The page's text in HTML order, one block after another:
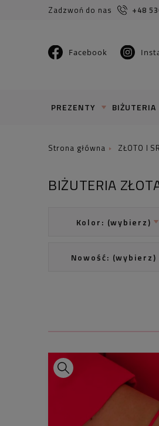
Zadzwoń do nas +48
Facebook
PREZENTY BIŻUTERIA
ZŁOTO I
BIŻUTERIA
Kolor: (wybierz)
Nowość: (wybierz)